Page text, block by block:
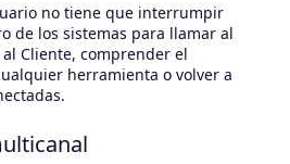
no tiene que interrumpir
de los sistemas para llamar al
Cliente, comprender el
herramienta o volver a